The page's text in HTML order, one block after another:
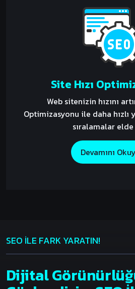
Site Hızı
Web sitenizin hızını
Optimizasyonu ile daha hızlı
sıralamalar
Devamını
SEO İLE FARK YARATIN!
Dijital